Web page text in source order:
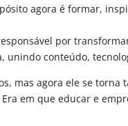
agora é formar,
por
unindo conteúdo,
mas agora ele se torna
em que educar e